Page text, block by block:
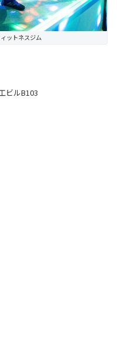
ットネスジム
ビルB103